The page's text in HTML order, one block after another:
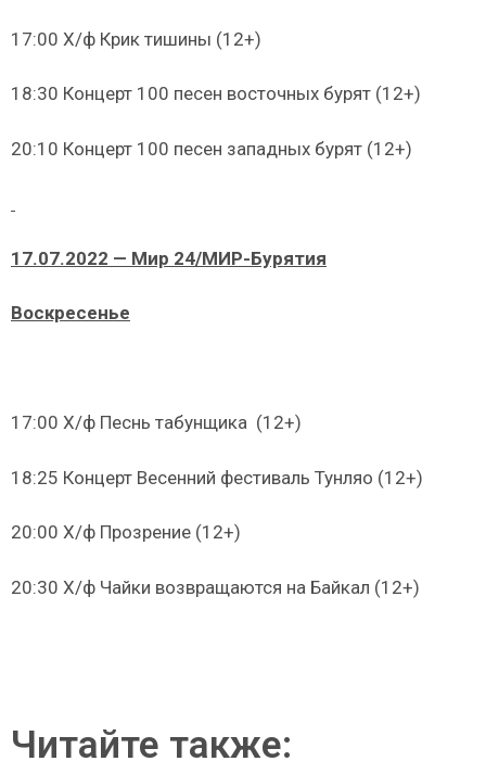
17:00 Х/ф Крик тишины (12+)
18:30 Концерт 100 песен восточных бурят (12+)
20:10 Концерт 100 песен западных бурят (12+)
17.07.2022 — Мир 24/МИР-Бурятия
Воскресенье
17:00 Х/ф Песнь табунщика (12+)
18:25 Концерт Весенний фестиваль Тунляо (12+)
20:00 Х/ф Прозрение (12+)
20:30 Х/ф Чайки возвращаются на Байкал (12+)
Читайте также: